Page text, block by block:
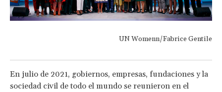
UN Womenn/Fabrice Gentile
En julio de 2021, gobiernos, empresas, fundaciones y la
sociedad civil de todo el mundo se reunieron en el